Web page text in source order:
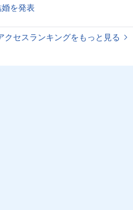
婚を発表
クセスランキングをもっと見る